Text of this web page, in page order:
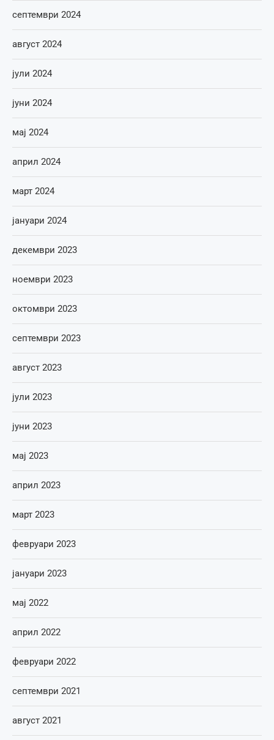
септември 2024
август 2024
јули 2024
јуни 2024
мај 2024
април 2024
март 2024
јануари 2024
декември 2023
ноември 2023
октомври 2023
септември 2023
август 2023
јули 2023
јуни 2023
мај 2023
април 2023
март 2023
февруари 2023
јануари 2023
мај 2022
април 2022
февруари 2022
септември 2021
август 2021